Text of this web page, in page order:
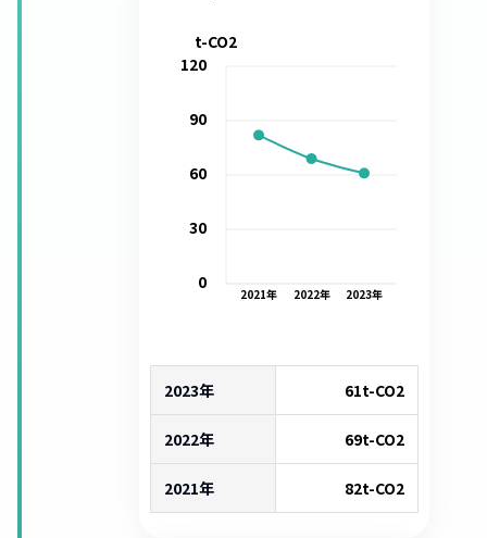
2021年 2022年 2023年
0
30
60
90
120
t-CO2
2023年 61t-CO2
2022年 69t-CO2
2021年 82t-CO2